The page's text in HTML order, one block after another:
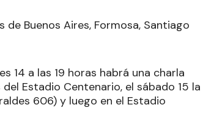
Buenos Aires, Formosa, Santiago
14 a las 19 horas habrá una charla
Estadio Centenario, el sábado 15 la
606) y luego en el Estadio